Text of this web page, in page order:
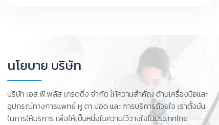
นโยบาย บริษัท
บริษัท เอส.พี.พลัส เทรดดิ้ง จำกัด ให้ความสำคัญ ด้านเครื่องมือและ
อุปกรณ์ทางการแพทย์ หู ตา ปอด และ การบริการด้วยใจ เราตั้งมั่น
ในการให้บริการ เพื่อให้เป็นหนึ่งในความไว้วางใจในประเทศไทย